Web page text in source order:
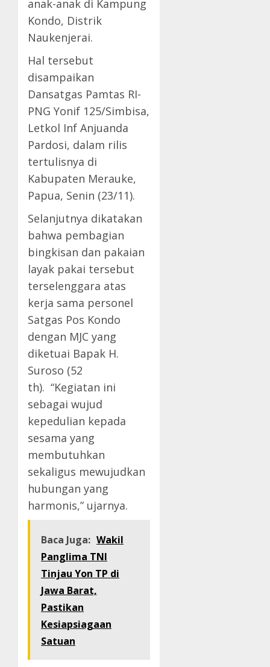
anak-anak di Kampung
Kondo, Distrik
Naukenjerai.
Hal tersebut
disampaikan
Dansatgas Pamtas RI-
PNG Yonif 125/Simbisa,
Letkol Inf Anjuanda
Pardosi, dalam rilis
tertulisnya di
Kabupaten Merauke,
Papua, Senin (23/11).
Selanjutnya dikatakan
bahwa pembagian
bingkisan dan pakaian
layak pakai tersebut
terselenggara atas
kerja sama personel
Satgas Pos Kondo
dengan MJC yang
diketuai Bapak H.
Suroso (52
th). “Kegiatan ini
sebagai wujud
kepedulian kepada
sesama yang
membutuhkan
sekaligus mewujudkan
hubungan yang
harmonis,” ujarnya.
Baca Juga: Wakil
Panglima TNI
Tinjau Yon TP di
Jawa Barat,
Pastikan
Kesiapsiagaan
Satuan